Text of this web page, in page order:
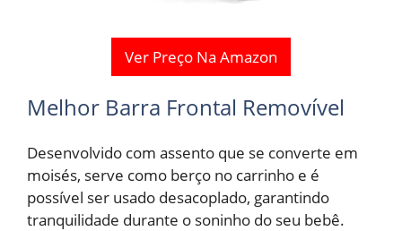
Ver Preço Na Amazon
Melhor Barra Frontal Removível
Desenvolvido com assento que se converte em
moisés, serve como berço no carrinho e é
possível ser usado desacoplado, garantindo
tranquilidade durante o soninho do seu bebê.